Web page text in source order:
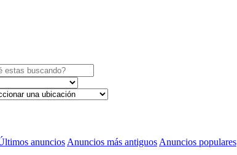
anuncios Anuncios más antiguos Anuncios populares